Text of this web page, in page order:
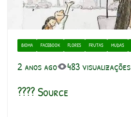
BIOMA FACEBOOK FLORES FRUTAS MUDAS
2 anos ago 483 visualizações
???? Source